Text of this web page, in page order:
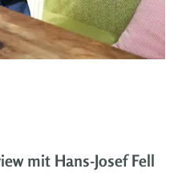
mit Hans-Josef Fell